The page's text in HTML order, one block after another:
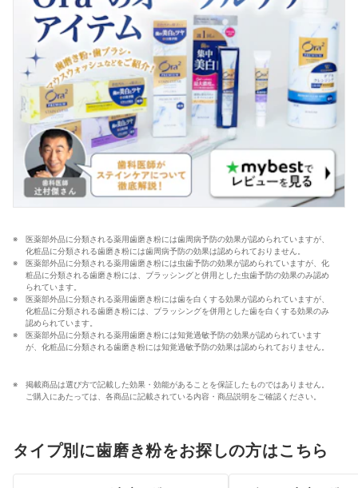
医薬部外品に分類される薬用歯磨き粉には歯周病予防の効果が認められていますが、
化粧品に分類される歯磨き粉には歯周病予防の効果は認められておりません。
医薬部外品に分類される薬用歯磨き粉には虫歯予防の効果が認められていますが、化
粧品に分類される歯磨き粉には、ブラッシングと併用とした虫歯予防の効果のみ認め
られています。
医薬部外品に分類される薬用歯磨き粉には歯を白くする効果が認められていますが、
化粧品に分類される歯磨き粉には、ブラッシングを併用とした歯を白くする効果のみ
認められています。
医薬部外品に分類される薬用歯磨き粉には知覚過敏予防の効果が認められています
が、化粧品に分類される歯磨き粉には知覚過敏予防の効果は認められておりません。
掲載商品は選び方で記載した効果・効能があることを保証したものではありません。
ご購入にあたっては、各商品に記載されている内容・商品説明をご確認ください。
タイプ別に歯磨き粉をお探しの方はこちら